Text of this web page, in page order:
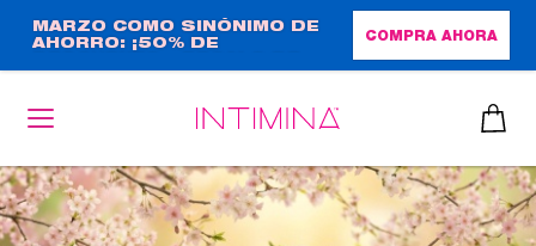
contenido
principal
MARZO COMO SINÓNIMO DE
AHORRO: ¡50% DE
TAMAÑO NORMAL!
COMPRA AHORA